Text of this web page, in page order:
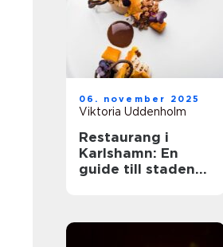
06. november 2025
Viktoria Uddenholm
Restaurang i
Karlshamn: En
guide till stadens